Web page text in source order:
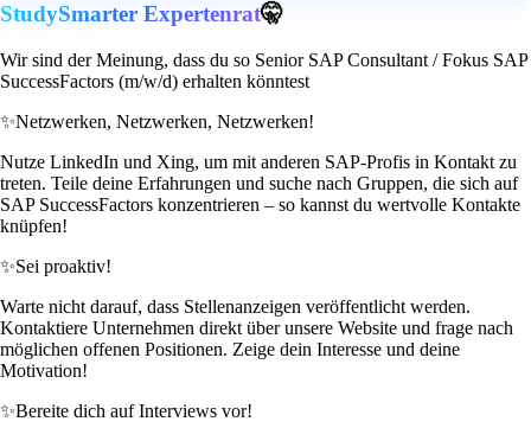
StudySmarter Expertenrat🤫
Wir sind der Meinung, dass du so Senior SAP Consultant / Fokus SAP
SuccessFactors (m/w/d) erhalten könntest
✨Netzwerken, Netzwerken, Netzwerken!
Nutze LinkedIn und Xing, um mit anderen SAP-Profis in Kontakt zu
treten. Teile deine Erfahrungen und suche nach Gruppen, die sich auf
SAP SuccessFactors konzentrieren – so kannst du wertvolle Kontakte
knüpfen!
✨Sei proaktiv!
Warte nicht darauf, dass Stellenanzeigen veröffentlicht werden.
Kontaktiere Unternehmen direkt über unsere Website und frage nach
möglichen offenen Positionen. Zeige dein Interesse und deine
Motivation!
✨Bereite dich auf Interviews vor!